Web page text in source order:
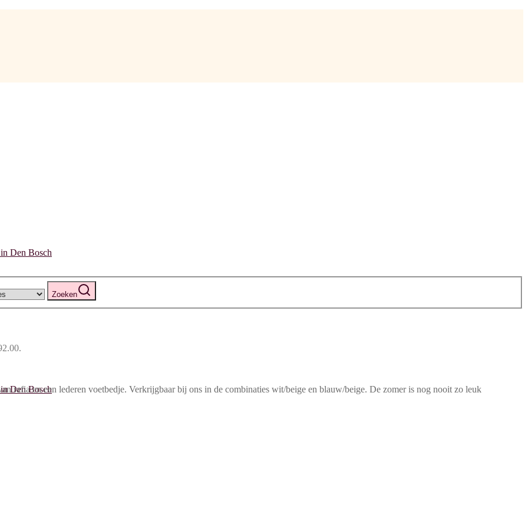
Zoeken
rafia en een lederen voetbedje. Verkrijgbaar bij ons in de combinaties wit/beige en blauw/beige. De zomer is nog nooit zo leuk